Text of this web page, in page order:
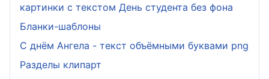
картинки с текстом День студента без фона
Бланки-шаблоны
С днём Ангела - текст объёмными буквами png
Разделы клипарт